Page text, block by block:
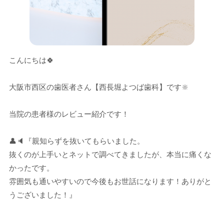
こんにちは🍀
大阪市西区の歯医者さん【西長堀よつば歯科】です🔆
当院の患者様のレビュー紹介です！
👤🔈『親知らずを抜いてもらいました。
抜くのが上手いとネットで調べてきましたが、本当に痛くな
かったです。
雰囲気も通いやすいので今後もお世話になります！ありがと
うございました！』